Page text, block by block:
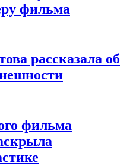
фильма
рассказала об
фильма